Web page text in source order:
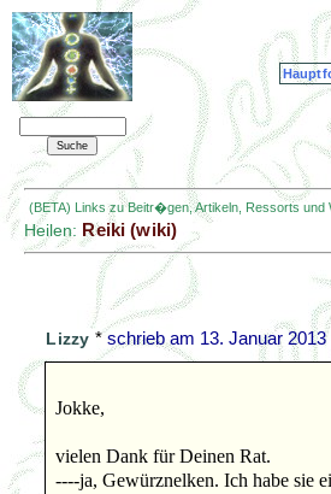
(BETA) Links zu Beitr�gen, Artikeln, Ressorts
Heilen: Reiki (wiki)
Lizzy *schrieb am 13. Januar
Jokke,
vielen Dank für Deinen Rat.
----ja, Gewürznelken. Ich habe sie